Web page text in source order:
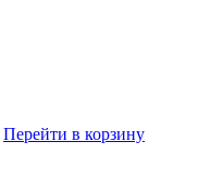
Перейти в корзину